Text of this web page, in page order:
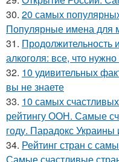
30. 20 самых
Популярные имена для
31. Продолжительность
алкоголя: все, что нужно
32. 10 удивительных
вы не знаете
33. 10 самых
рейтингу ООН. Самые
году. Парадокс Украины
34. Рейтинг стран с